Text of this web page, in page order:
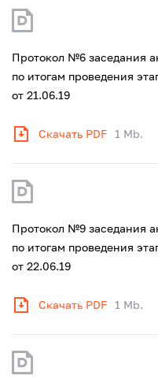
Протокол №6 заседания
по итогам проведения
от 21.06.19
Скачать PDF 1 Mb.
Протокол №9 заседания
по итогам проведения
от 22.06.19
Скачать PDF 1 Mb.